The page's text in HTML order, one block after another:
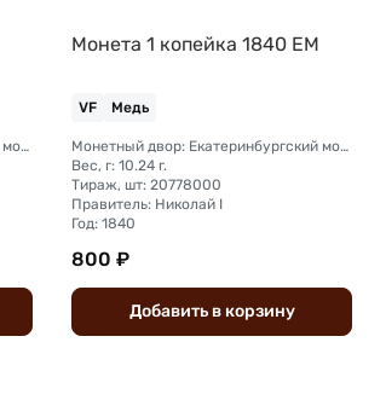
Монетный двор: Екатеринбургский монетный двор
Монета 1 копейка 1840 ЕМ
VF Медь
Монетный двор: Екатеринбургский монетный двор
Вес, г: 10.24 г.
Тираж, шт: 20778000
Правитель: Николай I
Год: 1840
800 ₽
Добавить вкорзину